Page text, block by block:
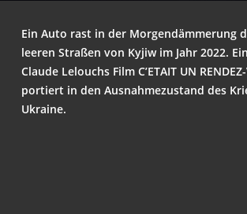
Ein Auto rast in der Mor­gen­däm­me­rung
lee­ren Stra­ßen von Kyjiw im Jahr 2022.
Clau­de Lelouchs Film C’E­TAIT UN
por­tiert in den Aus­nah­me­zu­stand des
Ukraine.